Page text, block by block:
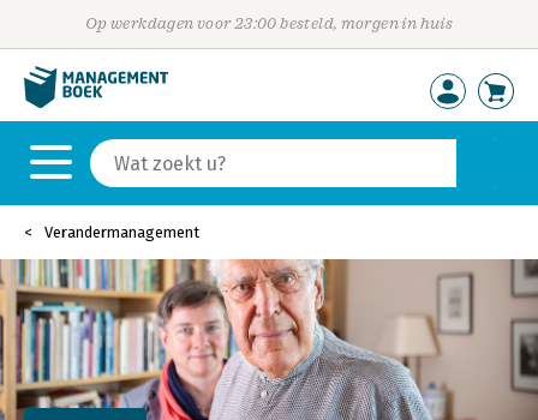
Op werkdagen voor 23:00 besteld, morgen in huis
Verandermanagement